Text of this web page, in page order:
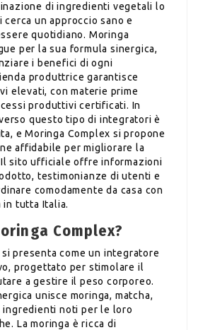
di ingredienti vegetali lo
cerca un approccio sano e
quotidiano. Moringa
per la sua formula sinergica,
i benefici di ogni
produttrice garantisce
elevati, con materie prime
produttivi certificati. In
questo tipo di integratori è
e Moringa Complex si propone
affidabile per migliorare la
sito ufficiale offre informazioni
testimonianze di utenti e
comodamente da casa con
in tutta Italia.
Complex?
presenta come un integratore
progettato per stimolare il
a gestire il peso corporeo.
unisce moringa, matcha,
ingredienti noti per le loro
La moringa è ricca di